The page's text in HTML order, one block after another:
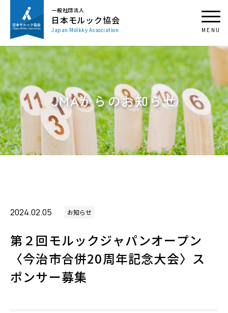
一般社団法人
日本モルック協会
Japan Mölkky Association
JMAからのお知らせ
2024.02.05 お知らせ
第２回モルックジャパンオープン
〈今治市合併20周年記念大会〉ス
ポンサー募集